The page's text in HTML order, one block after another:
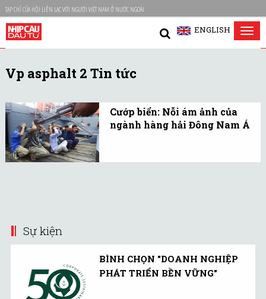
TẠP CHÍ CỦA HỘI LIÊN LẠC VỚI NGƯỜI VIỆT NAM Ở NƯỚC NGOÀI
ENGLISH
Vp asphalt 2 Tin tức
Cướp biển: Nỗi ám ảnh của
ngành hàng hải Đông Nam Á
Sự kiện
BÌNH CHỌN "DOANH NGHIỆP
PHÁT TRIỂN BỀN VỮNG"